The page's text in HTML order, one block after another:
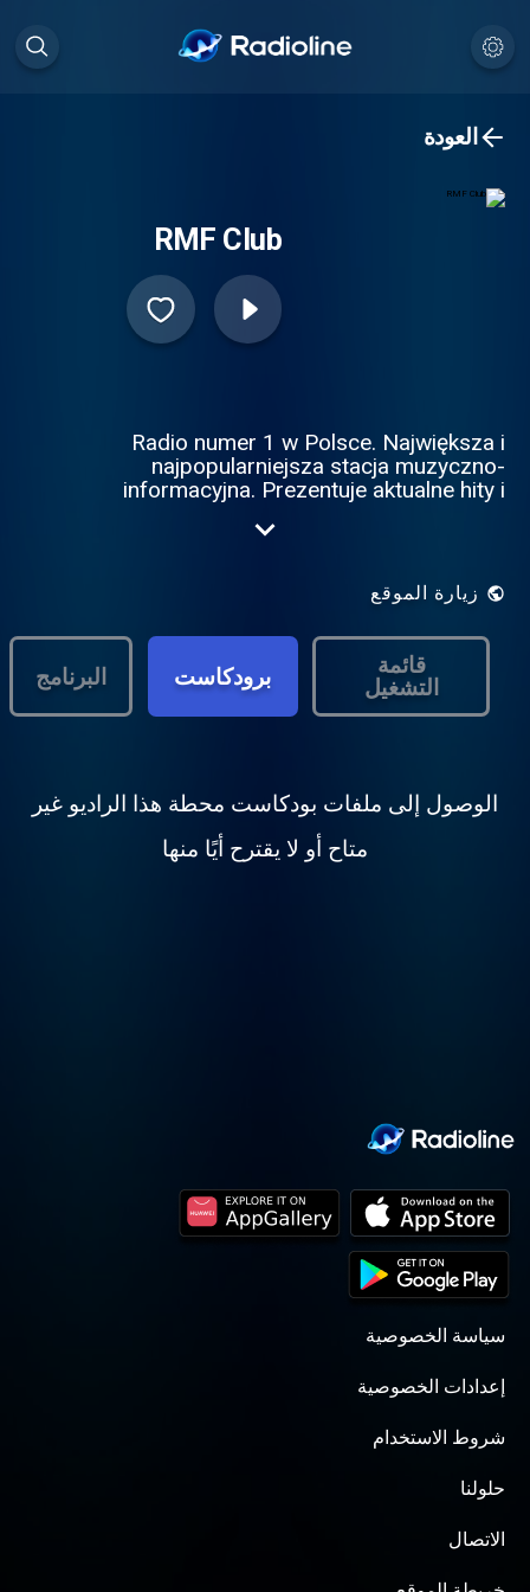
العودة
RMF Club
Radio numer 1 w Polsce. Największa i
najpopularniejsza stacja muzyczno-
informacyjna. Prezentuje aktualne hity i
زيارة الموقع
قائمة
التشغيل
برودكاست البرنامج
الوصول إلى ملفات بودكاست محطة هذا الراديو غير
متاح أو لا يقترح أيًا منها
سياسة الخصوصية
إعدادات الخصوصية
شروط الاستخدام
حلولنا
الاتصال